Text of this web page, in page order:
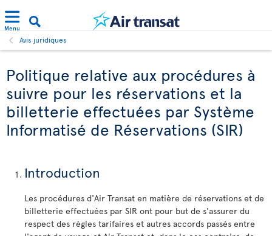
Menu
Avis juridiques
Politique relative aux procédures à
suivre pour les réservations et la
billetterie effectuées par Système
Informatisé de Réservations (SIR)
Introduction
Les procédures d'Air Transat en matière de réservations et de
billetterie effectuées par SIR ont pour but de s'assurer du
respect des règles tarifaires et autres accords passés entre